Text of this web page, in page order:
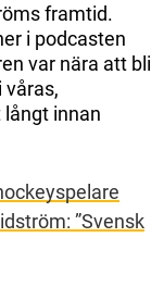
framtid.
i podcasten
var nära att bli
våras,
innan
”Svensk